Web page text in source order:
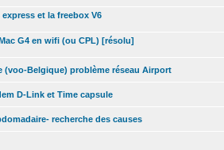
et la freebox V6
G4 en wifi (ou CPL) [résolu]
(voo-Belgique) problème réseau Airport
D-Link et Time capsule
recherche des causes